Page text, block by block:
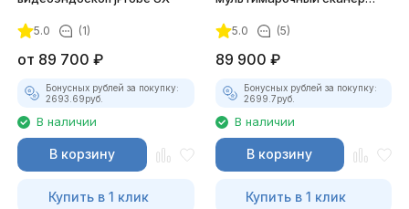
5.0 (1)
от 89 700 ₽
Бонусных рублей за покупку:
2693.69руб.
В наличии
В корзину
Купить в 1 клик
5.0 (5)
89 900 ₽
Бонусных рублей за покупку:
2699.7руб.
В наличии
В корзину
Купить в 1 клик